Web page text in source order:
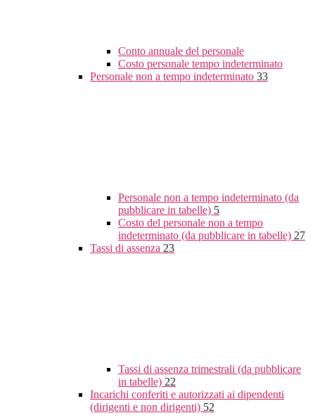
Conto annuale del personale
Costo personale tempo indeterminato
Personale non a tempo indeterminato 33
Personale non a tempo indeterminato (da
pubblicare in tabelle) 5
Costo del personale non a tempo
indeterminato (da pubblicare in tabelle) 27
Tassi di assenza 23
Tassi di assenza trimestrali (da pubblicare
in tabelle) 22
Incarichi conferiti e autorizzati ai dipendenti
(dirigenti e non dirigenti) 52